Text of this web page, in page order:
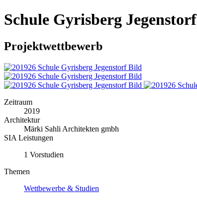
Schule Gyrisberg Jegenstorf
Projektwettbewerb
Zeitraum
2019
Architektur
Märki Sahli Architekten gmbh
SIA Leistungen
1 Vorstudien
Themen
Wettbewerbe & Studien